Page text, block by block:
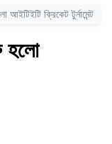
আইটিইটি ক্রিকেট টুর্নামেন্ট
হলো